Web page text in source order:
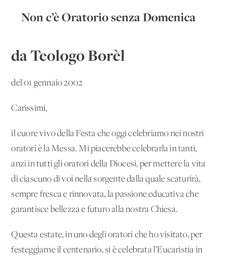
Non c’è Oratorio senza Domenica
da Teologo Borèl
del 01 gennaio 2002
Carissimi,
il cuore vivo della Festa che oggi celebriamo nei nostri
oratori è la Messa. Mi piacerebbe celebrarla in tanti,
anzi in tutti gli oratori della Diocesi, per mettere la vita
di ciascuno di voi nella sorgente dalla quale scaturirà,
sempre fresca e rinnovata, la passione educativa che
garantisce bellezza e futuro alla nostra Chiesa.
Questa estate, in uno degli oratori che ho visitato, per
festeggiarne il centenario, si è celebrata l’Eucaristia in